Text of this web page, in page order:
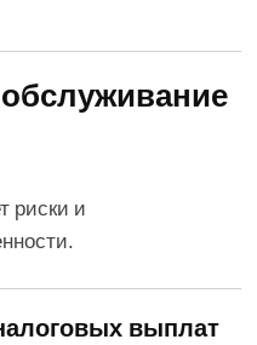
риски и
выплат